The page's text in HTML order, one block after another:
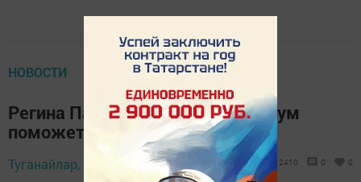
НОВОСТИ
Регина Павлова: «Надеюсь, Форум
поможет сплотить молодёжь»
Туганайлар, 30 март 2018 - 11:21 2410 0 0